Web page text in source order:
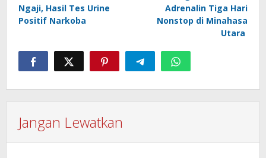
Ngaji, Hasil Tes Urine
Positif Narkoba
Adrenalin Tiga Hari
Nonstop di Minahasa
Utara
Jangan Lewatkan